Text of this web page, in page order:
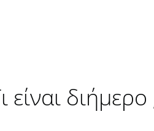
διήμερο